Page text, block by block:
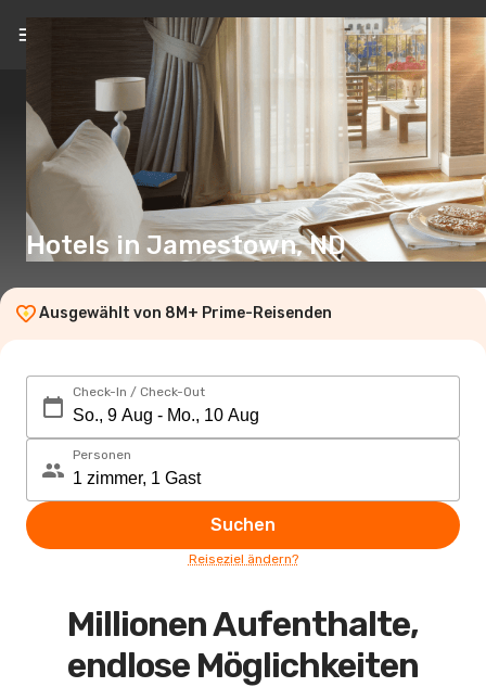
DE(€)
Hotels in Jamestown, ND
Ausgewählt von 8M+ Prime-Reisenden
Check-In / Check-Out
Personen
Suchen
Reiseziel ändern?
Millionen Aufenthalte,
endlose Möglichkeiten